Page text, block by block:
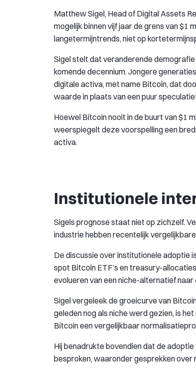
Matthew Sigel, Head of Digital Assets
mogelijk binnen vijf jaar de grens van $1
langetermijntrends, niet op
Sigel stelt dat veranderende
komende decennium. Jongere
digitale activa, met name Bitcoin, dat
waarde in plaats van een puur
Hoewel Bitcoin nooit in de buurt van $1
weerspiegelt deze voorspelling een
activa.
Institutionele
Sigels prognose staat niet op zichzelf.
industrie hebben recentelijk
De discussie over institutionele adoptie
spot Bitcoin ETF’s en treasury-
evolueren van een niche-alternatief
Sigel vergeleek de groeicurve van
geleden nog als niche werd gezien, is
Bitcoin een vergelijkbaar
Hij benadrukte bovendien dat de
besproken, waaronder gesprekken